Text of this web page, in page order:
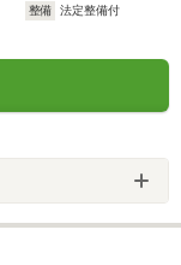
整備
法定整備付